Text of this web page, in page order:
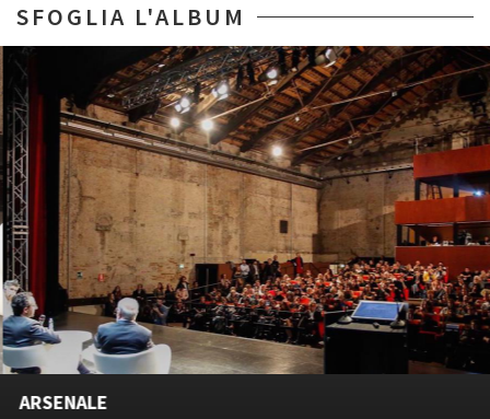
SFOGLIA L'ALBUM
ARSENALE